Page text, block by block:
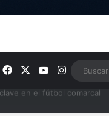
FacebookYouTube
Instagram